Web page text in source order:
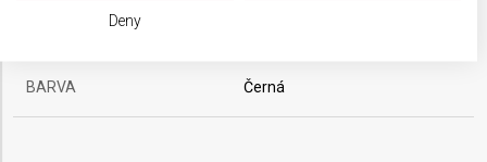
MATERIÁL RUKOJETI
BARVA Černá
We use your data for the following purposes:
Use limited data to select advertising
Deny